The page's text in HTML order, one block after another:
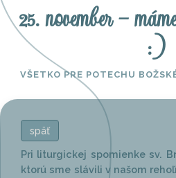
25. november –
:)
VŠETKO PRE POTECHU
späť
Pri liturgickej spomienke sv.
ktorú sme slávili v našom